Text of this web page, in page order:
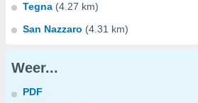
Tegna (4.27 km)
San Nazzaro (4.31 km)
Weer...
PDF